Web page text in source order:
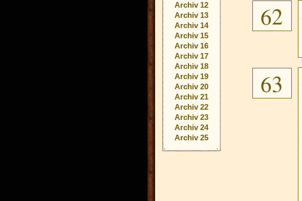
Archiv 12
Archiv 13
Archiv 14
Archiv 15
Archiv 16
Archiv 17
Archiv 18
Archiv 19
Archiv 20
Archiv 21
Archiv 22
Archiv 23
Archiv 24
Archiv 25
62
63